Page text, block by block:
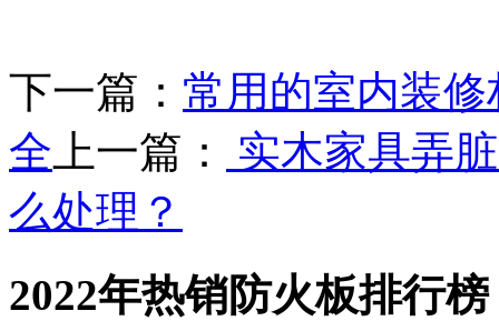
下一篇： 常用的室内装
全 上一篇：
实木家具弄
么处理？
2022年热销防火板排行榜